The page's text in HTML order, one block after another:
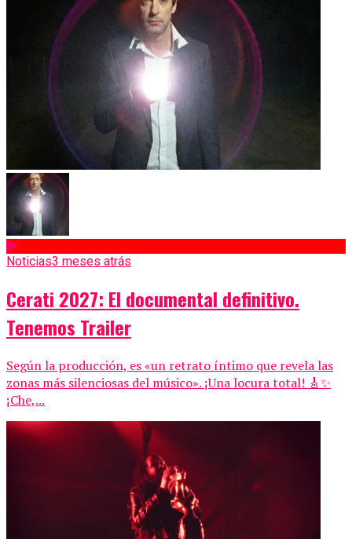
Noticias3 meses atrás
Cerati 2027: El documental definitivo.
Tenemos Trailer
Según la producción, es «un retrato íntimo que revela las
zonas más silenciosas del músico». ¡Una locura total! 🎸✨
¡Che,...